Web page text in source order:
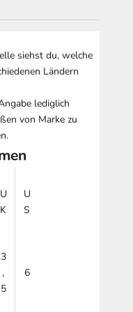
siehst du, welche
Ländern
lediglich
von Marke zu
U
K
U
S
3
,
5
6